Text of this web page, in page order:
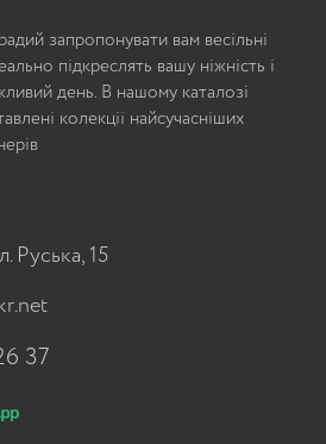
запропонувати вам весільні
підкреслять вашу ніжність і
день. В нашому каталозі
колекції найсучасніших
Руська, 15
37